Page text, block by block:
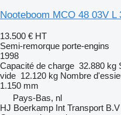
Nooteboom MCO 48 03V
13.500 € HT
Semi-remorque porte-engins
1998
Capacité de charge 32.880 kg
vide 12.120 kg Nombre
1.150 mm
Pays-Bas, nl
HJ Boerkamp Int Transport B.V